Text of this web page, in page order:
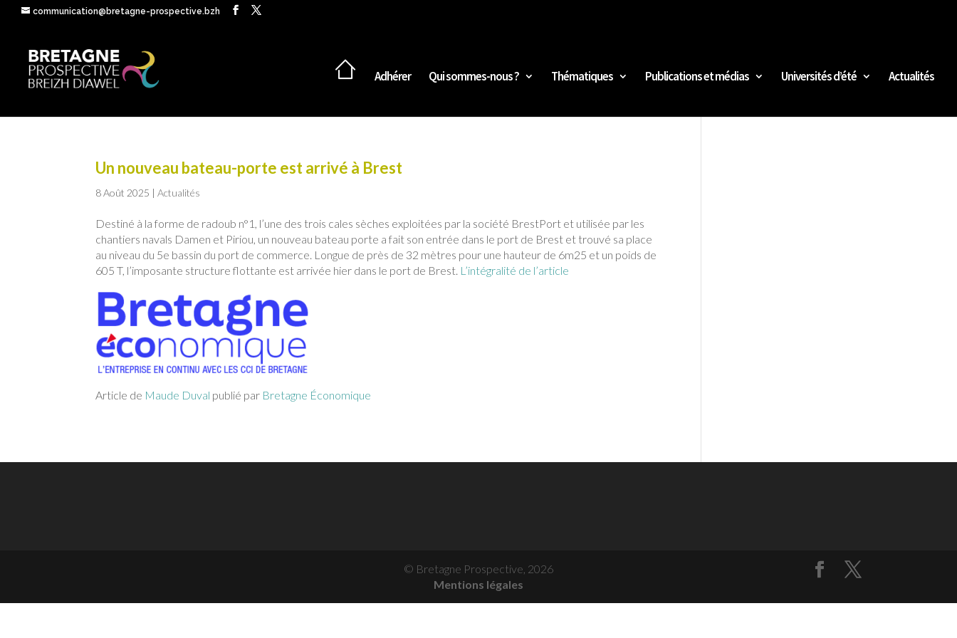
communication@bretagne-prospective.bzh
Adhérer Qui sommes-nous ? Thématiques Publications et médias Universités d’été Actualités
Un nouveau bateau-porte est arrivé à Brest
8 Août 2025 |Actualités
Destiné à la forme de radoub n°1, l’une des trois cales sèches exploitées par la société BrestPort et utilisée par les
chantiers navals Damen et Piriou, un nouveau bateau porte a fait son entrée dans le port de Brest et trouvé sa place
au niveau du 5e bassin du port de commerce. Longue de près de 32 mètres pour une hauteur de 6m25 et un poids de
605 T, l’imposante structure flottante est arrivée hier dans le port de Brest. L’intégralité de l’article
Article de Maude Duval publié par Bretagne Économique
© Bretagne Prospective, 2026
Mentions légales